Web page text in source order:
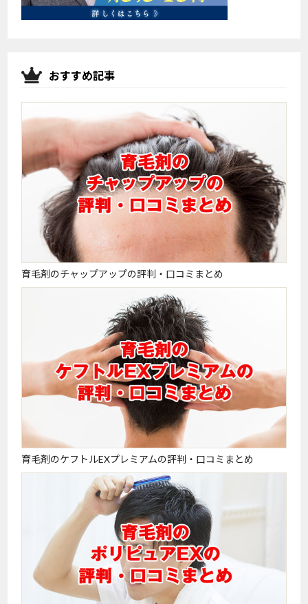
おすすめ記事
育毛剤のチャップアップの評判・口コミまとめ
育毛剤のケフトルEXプレミアムの評判・口コミまとめ